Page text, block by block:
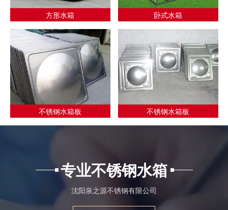
方形水箱 卧式水箱
不锈钢水箱板 不锈钢水箱板
专业不锈钢水箱
沈阳泉之源不锈钢有限公司